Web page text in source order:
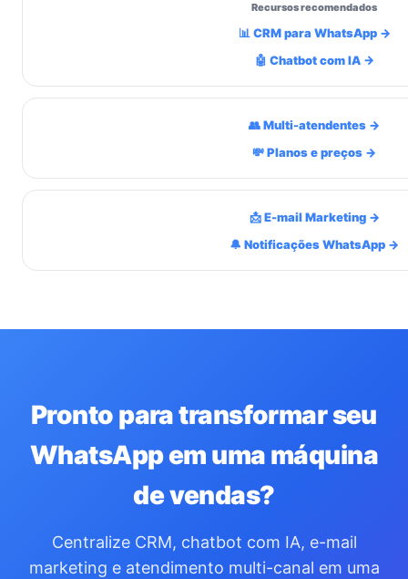
Recursos recomendados
📊 CRM para WhatsApp →
🤖 Chatbot com IA →
👥 Multi-atendentes →
💸 Planos e preços →
📩 E-mail Marketing →
🔔 Notificações WhatsApp →
Pronto para transformar seu
WhatsApp em uma máquina
de vendas?
Centralize CRM, chatbot com IA, e-mail
marketing e atendimento multi-canal em uma